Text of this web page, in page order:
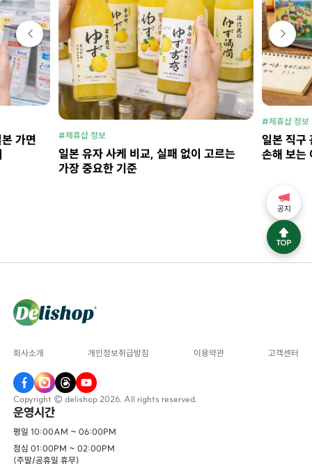
가면
#제휴샵 정보
일본 유자 사케 비교, 실패 없이 고르는
가장 중요한 기준
#제휴샵 정보
일본 직구
손해 보는
회사소개 개인정보취급방침 이용약관 고객센터
Copyright © delishop 2026. All rights reserved.
운영시간
평일 10:00AM ~ 06:00PM
점심 01:00PM ~ 02:00PM
(주말/공휴일 휴무)
공지